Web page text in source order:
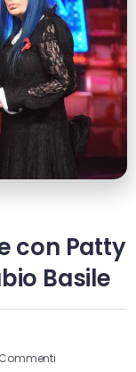
con Patty
Basile